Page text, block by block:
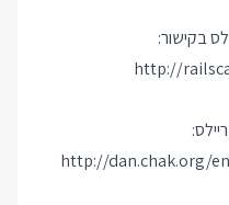
http://
http://dan.chak.org/